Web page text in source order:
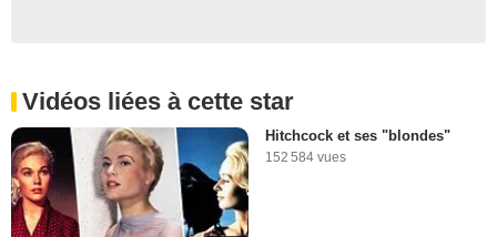
Vidéos liées à cette star
Hitchcock et ses "blondes"
152 584 vues